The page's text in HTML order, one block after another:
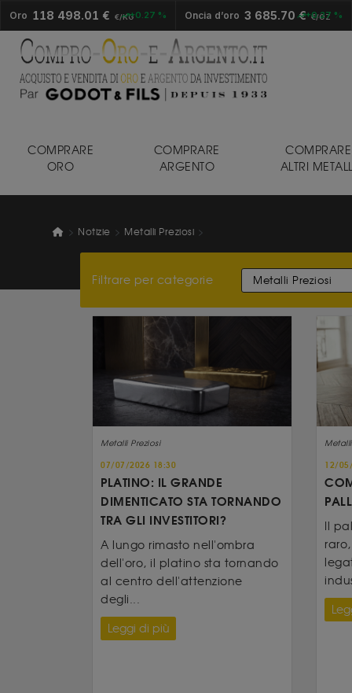
Oro 118 498.01 € €/KG+0.27 % Oncia d’oro 3 685.70 €€/OZ
+0.27 %
COMPRARE
ORO
COMPRARE
ARGENTO
COMPRARE
ALTRI
Notizie Metalli Preziosi
Filtrare per categorie
Metalli Preziosi
07/07/2026 18:30
PLATINO: IL GRANDE
DIMENTICATO STA TORNANDO
TRA GLI INVESTITORI?
A lungo rimasto nell'ombra
dell'oro, il platino sta tornando
al centro dell'attenzione
degli...
Leggi di più
12/
Il